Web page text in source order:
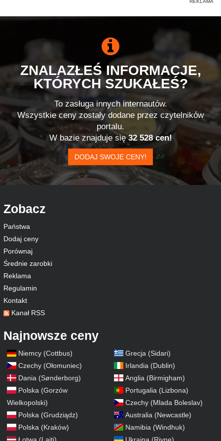
ZNALAZŁEŚ INFORMACJE,
KTÓRYCH SZUKAŁEŚ?
To zasługa innych internautów.
Wszystkie ceny zostały dodane przez czytelników
portalu.
W bazie znajduje się32 528 cen!
DODAJ SWOJE CENY!
Zobacz
Państwa
Dodaj ceny
Porównaj
Średnie zarobki
Reklama
Regulamin
Kontakt
Kanał RSS
Najnowsze ceny
Niemcy (Cottbus)
Czechy (Ołomuniec)
Dania (Sønderborg)
Polska (Gorzów
Wielkopolski)
Polska (Grudziądz)
Polska (Kraków)
Grecja (Sidari)
Irlandia (Dublin)
Anglia (Birmigham)
Portugalia (Lizbona)
Czechy (Mlada Boleslav)
Australia (Newcastle)
Namibia (Windhuk)